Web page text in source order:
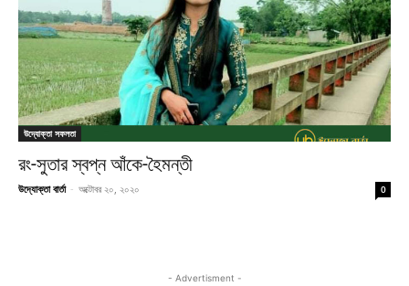
উদ্যোক্তা সফলতা
রং-সুতার স্বপ্ন আঁকে-হৈমন্তী
উদ্যোক্তা বার্তা - অক্টোবর ২০, ২০২০ 0
- Advertisment -